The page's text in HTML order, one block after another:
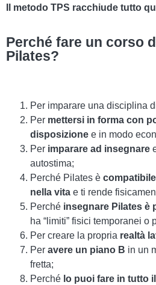
Il metodo TPS racchiude tutto
Perché fare un corso
Pilates?
Per imparare una disciplina
Per mettersi in forma con
disposizione e in modo
Per imparare ad insegnare
autostima;
Perché Pilates è
nella vita e ti rende
Perché insegnare Pilates è
ha “limiti” fisici temporanei o
Per creare la propria realtà
Per avere un piano B in un
fretta;
Perché lo puoi fare in tutto